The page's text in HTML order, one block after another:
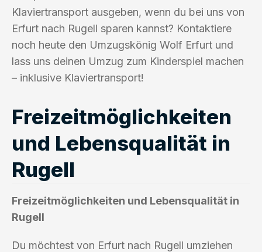
Klaviertransport ausgeben, wenn du bei uns von
Erfurt nach Rugell sparen kannst? Kontaktiere
noch heute den Umzugskönig Wolf Erfurt und
lass uns deinen Umzug zum Kinderspiel machen
– inklusive Klaviertransport!
Freizeitmöglichkeiten
und Lebensqualität in
Rugell
Freizeitmöglichkeiten und Lebensqualität in
Rugell
Du möchtest von Erfurt nach Rugell umziehen